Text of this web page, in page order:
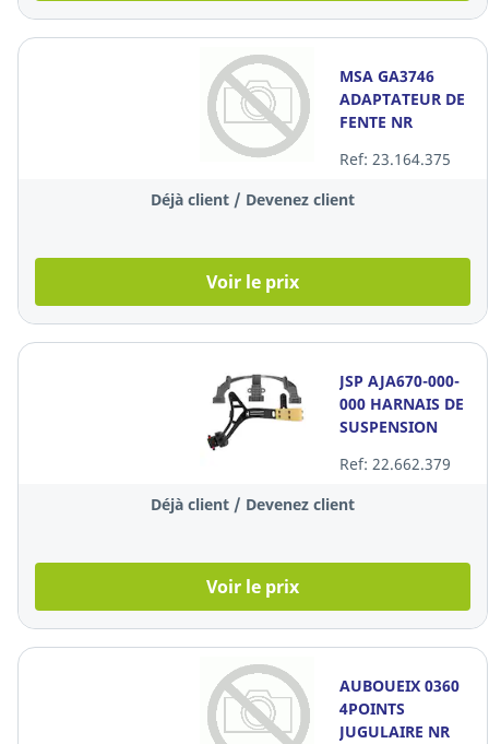
MSA GA3746
ADAPTATEUR DE
FENTE NR
Ref: 23.164.375
Déjà client / Devenez client
Voir le prix
JSP AJA670-000-
000 HARNAIS DE
SUSPENSION
Ref: 22.662.379
Déjà client / Devenez client
Voir le prix
AUBOUEIX 0360
4POINTS
JUGULAIRE NR